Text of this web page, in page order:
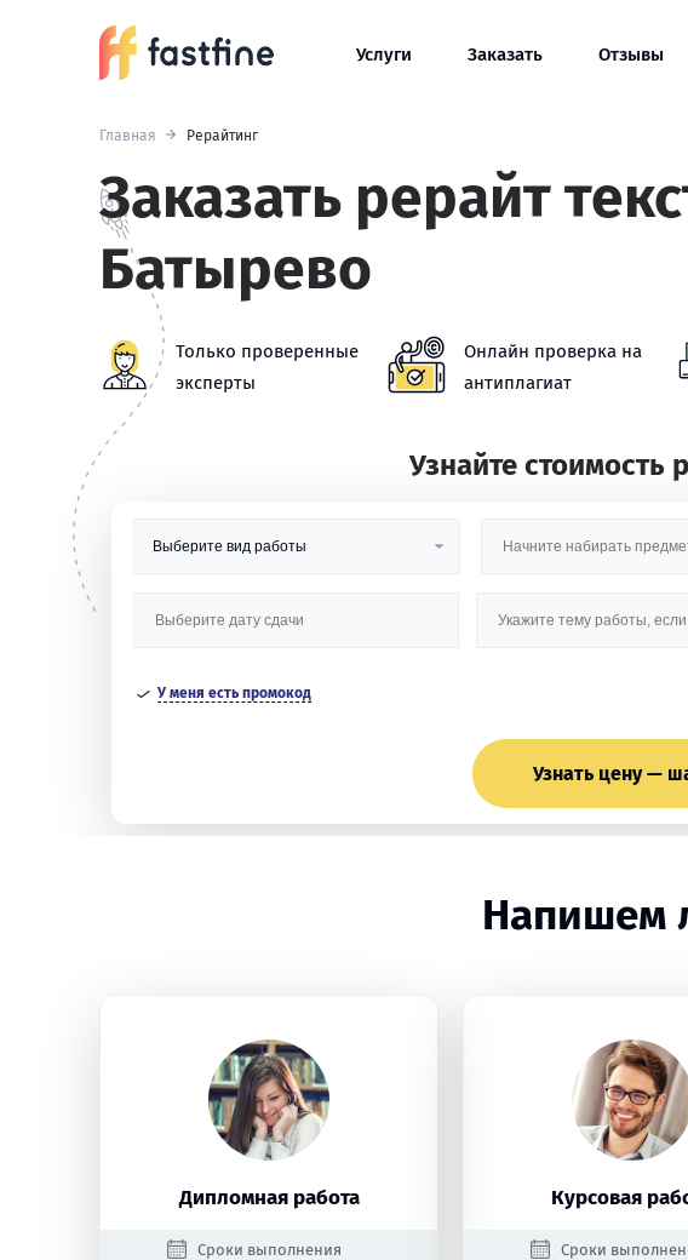
Услуги Заказать Отзывы
Главная Рерайтинг
Заказать рерайт
Батырево
Только проверенные
эксперты
Онлайн проверка на
антиплагиат
Узнайте стоимость
У меня есть промокод
Узнать цену —
Напишем
Дипломная работа
Сроки выполнения
Курсовая
Сроки